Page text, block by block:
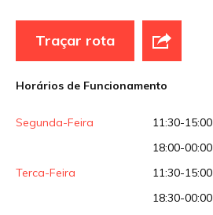
E-mail*
Site
Traçar rota
Horários de Funcionamento
Segunda-Feira
11:30-15:00
18:00-00:00
Terca-Feira
11:30-15:00
18:30-00:00